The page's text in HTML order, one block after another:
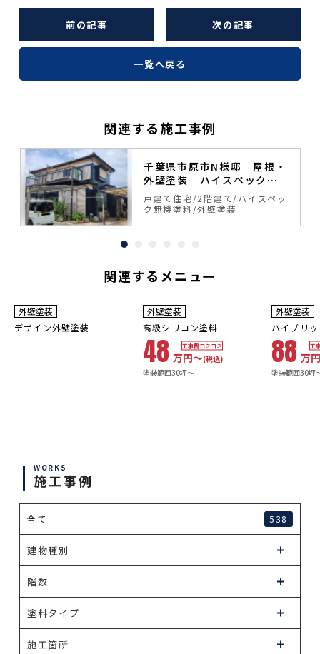
前の記事 次の記事
一覧へ戻る
関連する施工事例
千葉県市原市N様邸 屋根・
外壁塗装 ハイスペック無
機塗料
戸建て住宅 2階建て ハイスペッ
ク無機塗料 外壁塗装
関連するメニュー
外壁塗装
デザイン外壁塗装
耐用年数
10年
3
外壁塗装
高級シリコン塗料
48 万円〜(税込)
工事費コミコミ
塗装範囲30坪～
耐用年数
16~20年
外壁塗装
ハイブリ
88 万
工
塗装範囲30坪
WORKS
施工事例
全て 538
建物種別
階数
塗料タイプ
施工箇所